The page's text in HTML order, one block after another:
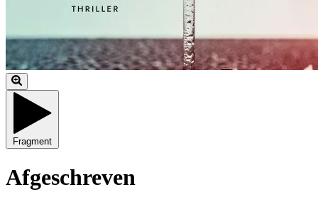
Fragment
Afgeschreven